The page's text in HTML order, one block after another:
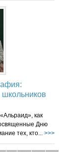
школьников
как
Дню
тех, кто... >>>